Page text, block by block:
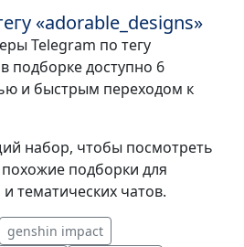
«adorable_designs»
Telegram по тегу
подборке доступно 6
и быстрым переходом к
набор, чтобы посмотреть
подборки для
тематических чатов.
genshin impact